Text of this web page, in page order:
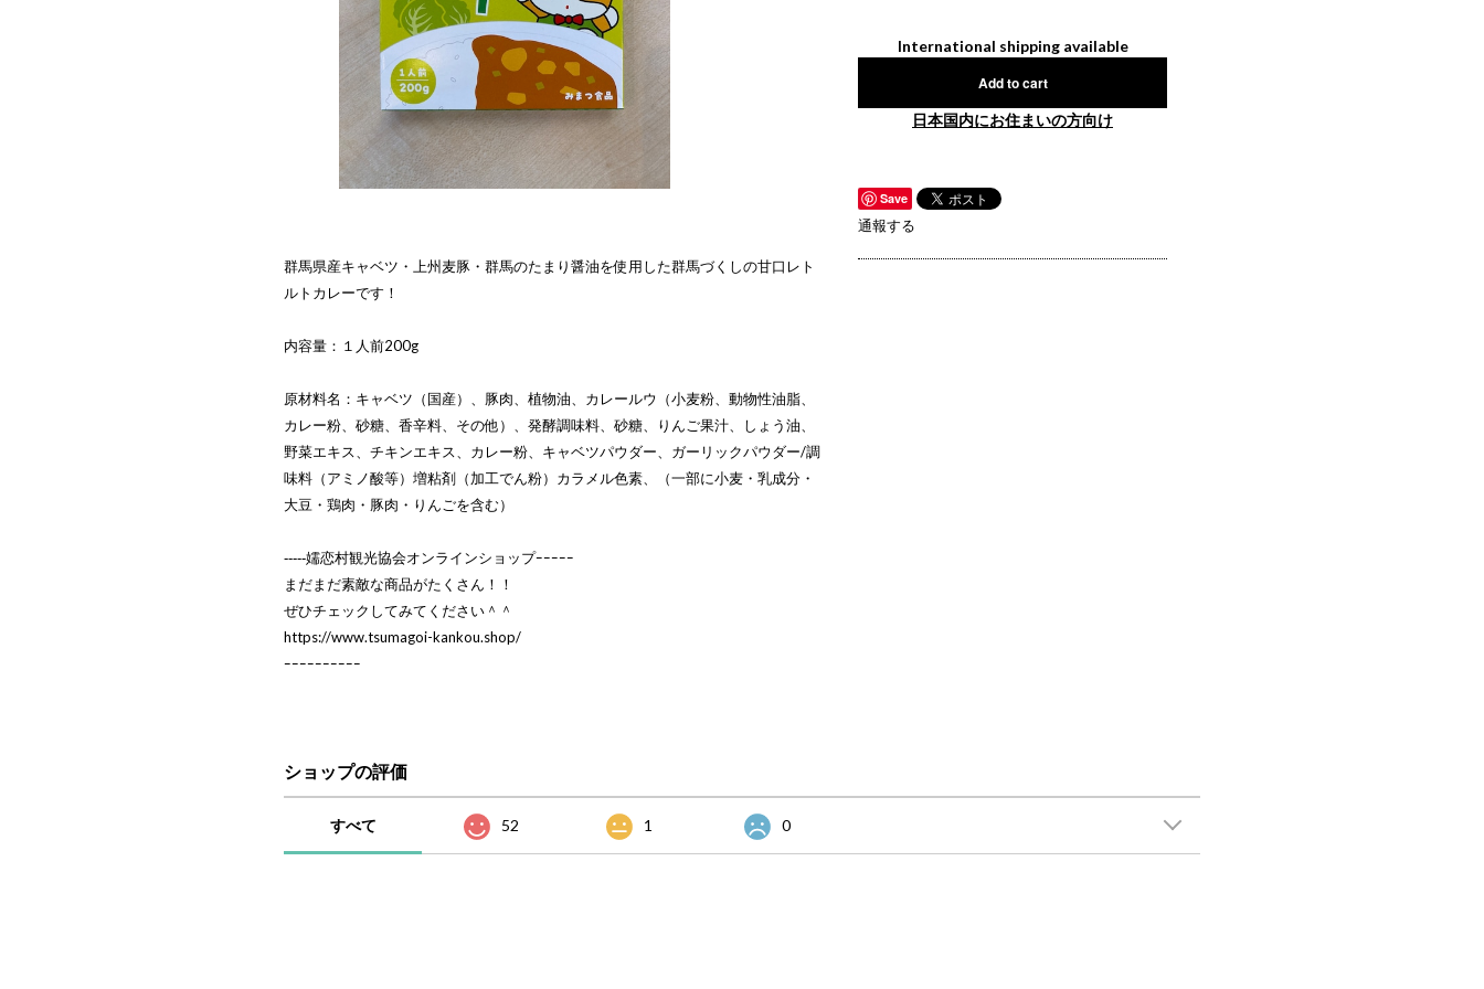
群馬県産キャベツ・上州麦豚・群馬のたまり醤油を使用した群馬づくしの甘口レト
ルトカレーです！
内容量：１人前200g
原材料名：キャベツ（国産）、豚肉、植物油、カレールウ（小麦粉、動物性油脂、
カレー粉、砂糖、香辛料、その他）、発酵調味料、砂糖、りんご果汁、しょう油、
野菜エキス、チキンエキス、カレー粉、キャベツパウダー、ガーリックパウダー/調
味料（アミノ酸等）増粘剤（加工でん粉）カラメル色素、（一部に小麦・乳成分・
大豆・鶏肉・豚肉・りんごを含む）
‐‐‐‐‐嬬恋村観光協会オンラインショップｰｰｰｰｰ
まだまだ素敵な商品がたくさん！！
ぜひチェックしてみてください＾＾
https://www.tsumagoi-kankou.shop/
ｰｰｰｰｰｰｰｰｰｰ
International shipping available
Add to cart
日本国内にお住まいの方向け
Save
通報する
ショップの評価
すべて 52 1 0